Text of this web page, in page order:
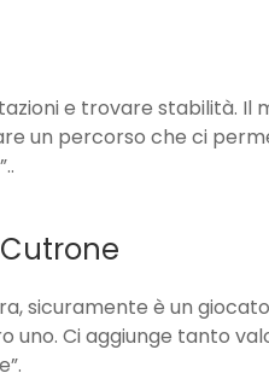
e trovare stabilità. Il
un percorso che ci
sicuramente è un
uno. Ci aggiunge tanto